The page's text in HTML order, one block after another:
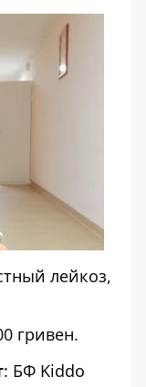
лейкоз,
гривен.
: БФ Kiddo